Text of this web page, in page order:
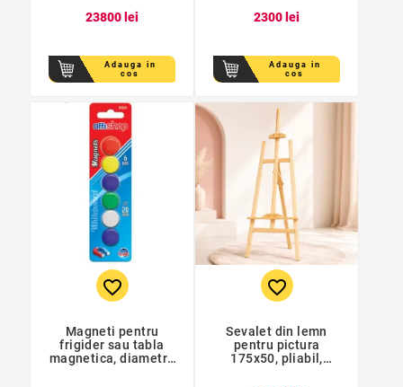
23800 lei
Adauga in
cos
2300 lei
Adauga in
cos
favorite_border
Magneti pentru
frigider sau tabla
magnetica, diametru
favorite_border
Sevalet din lemn
pentru pictura
175x50, pliabil,